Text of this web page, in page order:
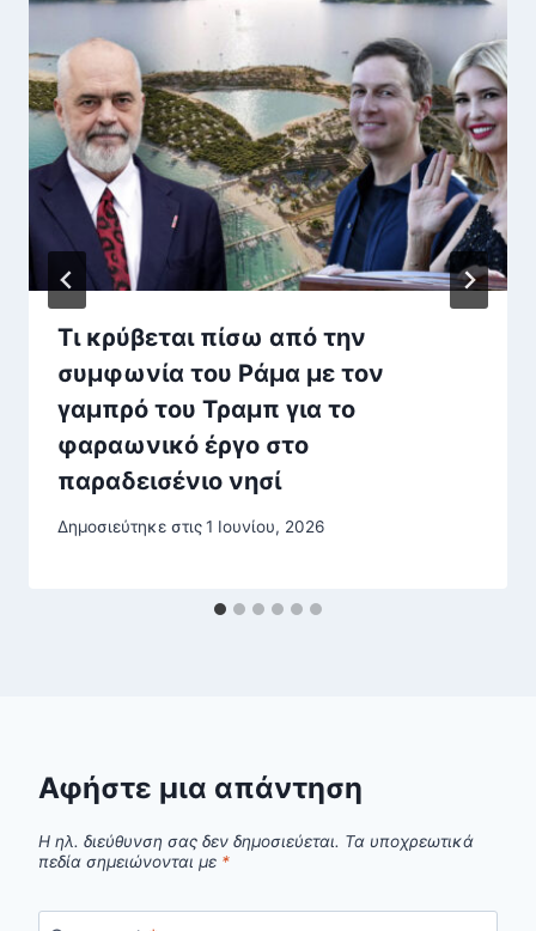
Τι κρύβεται πίσω από την
συμφωνία του Ράμα με τον
γαμπρό του Τραμπ για το
φαραωνικό έργο στο
παραδεισένιο νησί
Δημοσιεύτηκε στις1 Ιουνίου, 2026
Αφήστε μια απάντηση
Η ηλ. διεύθυνση σας δεν δημοσιεύεται. Τα υποχρεωτικά
πεδία σημειώνονται με *